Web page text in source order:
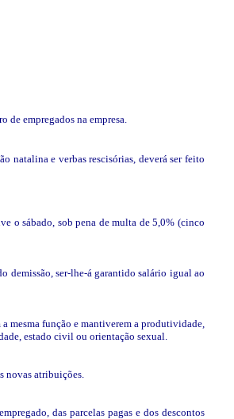
de empregados na empresa.
natalina e verbas rescisórias, deverá ser feito
o sábado, sob pena de multa de 5,0% (cinco
demissão, ser-lhe-á garantido salário igual ao
a mesma função e mantiverem a produtividade,
estado civil ou orientação sexual.
novas atribuições.
das parcelas pagas e dos descontos